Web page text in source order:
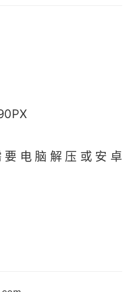
电脑解压或安卓